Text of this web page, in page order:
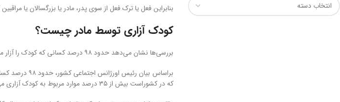
بنابراین فعل یا ترک فعل از سوی پدر، مادر یا بزرگسالان یا
کودک آزاری توسط مادر چیست؟
بررسی‌ها نشان می‌دهد حدود ۹۸ درصد کسانی که کودک را آزار می‌دهند، اعضای خانواده و بستگان او می‌باشند.
که در کشوراست بیش از ۳۵ درصد موارد مربوط به کودک آزاری می‌باشد که رتبه اول را دارد.